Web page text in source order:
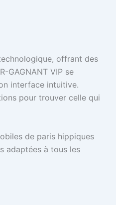
offrant des
GAGNANT VIP se
interface intuitive.
pour trouver celle qui
de paris hippiques
adaptées à tous les